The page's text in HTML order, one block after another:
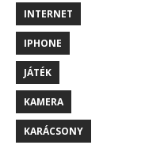
INTERNET
IPHONE
JÁTÉK
KAMERA
KARÁCSONY